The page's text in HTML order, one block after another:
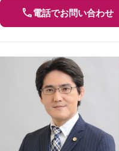
電話でお問い合わせ